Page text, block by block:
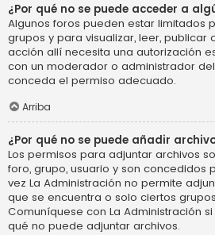
¿Por qué no se puede acceder a
Algunos foros pueden estar limitados
grupos y para visualizar, leer, publicar
acción allí necesita una autorización
con un moderador o administrador
conceda el permiso adecuado.
Arriba
¿Por qué no se puede añadir
Los permisos para adjuntar archivos
foro, grupo, usuario y son concedidos
vez La Administración no permite
que se encuentra o solo ciertos
Comuníquese con La Administración
qué no puede adjuntar archivos.